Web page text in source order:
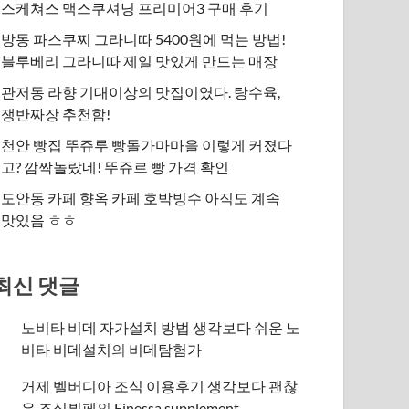
스케쳐스 맥스쿠셔닝 프리미어3 구매 후기
방동 파스쿠찌 그라니따 5400원에 먹는 방법!
블루베리 그라니따 제일 맛있게 만드는 매장
관저동 라향 기대이상의 맛집이였다. 탕수육,
쟁반짜장 추천함!
천안 빵집 뚜쥬루 빵돌가마마을 이렇게 커졌다
고? 깜짝놀랐네! 뚜쥬르 빵 가격 확인
도안동 카페 향옥 카페 호박빙수 아직도 계속
맛있음 ㅎㅎ
신 댓글
노비타 비데 자가설치 방법 생각보다 쉬운 노
비타 비데설치의 비데탐험가
거제 벨버디아 조식 이용후기 생각보다 괜찮